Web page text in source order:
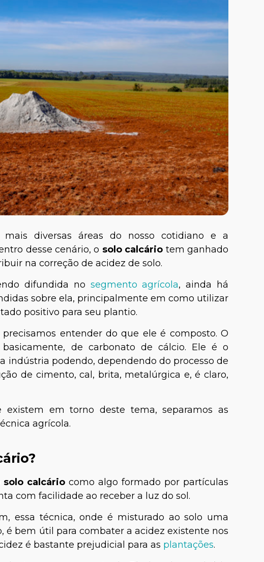
diversas áreas do nosso cotidiano e a
desse cenário, o solo calcário tem ganhado
na correção de acidez de solo.
difundida no segmento agrícola, ainda há
sobre ela, principalmente em como utilizar
positivo para seu plantio.
precisamos entender do que ele é composto. O
de carbonato de cálcio. Ele é o
indústria podendo, dependendo do processo de
de cimento, cal, brita, metalúrgica e, é claro,
existem em torno deste tema, separamos as
agrícola.
solo calcário como algo formado por partículas
com facilidade ao receber a luz do sol.
essa técnica, onde é misturado ao solo uma
é bem útil para combater a acidez existente nos
é bastante prejudicial para as plantações.